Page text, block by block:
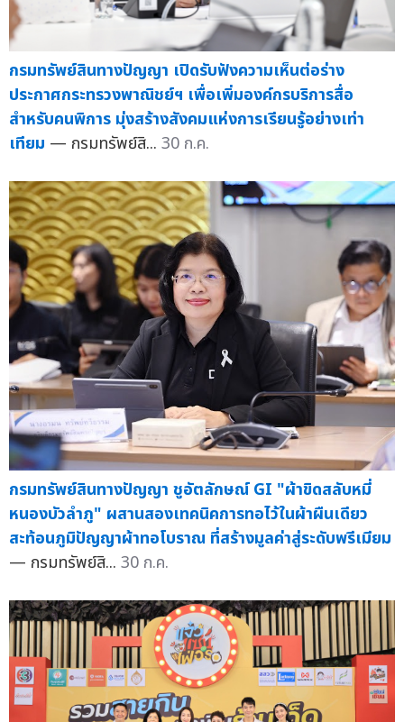
กรมทรัพย์สินทางปัญญา เปิดรับฟังความเห็นต่อร่าง
ประกาศกระทรวงพาณิชย์ฯ เพื่อเพิ่มองค์กรบริการสื่อ
สำหรับคนพิการ มุ่งสร้างสังคมแห่งการเรียนรู้อย่างเท่า
เทียม — กรมทรัพย์สิ... 30 ก.ค.
กรมทรัพย์สินทางปัญญา ชูอัตลักษณ์ GI "ผ้าขิดสลับหมี่
หนองบัวลำภู" ผสานสองเทคนิคการทอไว้ในผ้าผืนเดียว
สะท้อนภูมิปัญญาผ้าทอโบราณ ที่สร้างมูลค่าสู่ระดับพรีเมียม
— กรมทรัพย์สิ... 30 ก.ค.